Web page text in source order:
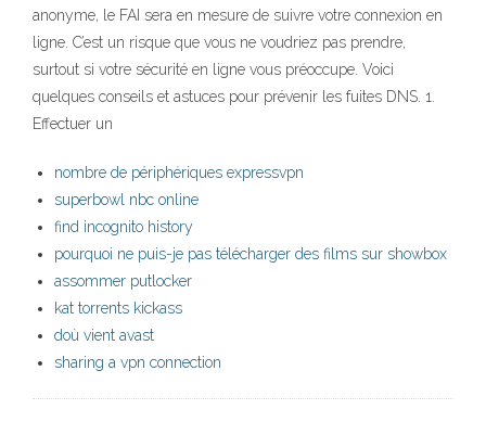
anonyme, le FAI sera en mesure de suivre votre connexion en
ligne. C’est un risque que vous ne voudriez pas prendre,
surtout si votre sécurité en ligne vous préoccupe. Voici
quelques conseils et astuces pour prévenir les fuites DNS. 1.
Effectuer un
nombre de périphériques expressvpn
superbowl nbc online
find incognito history
pourquoi ne puis-je pas télécharger des films sur showbox
assommer putlocker
kat torrents kickass
doù vient avast
sharing a vpn connection